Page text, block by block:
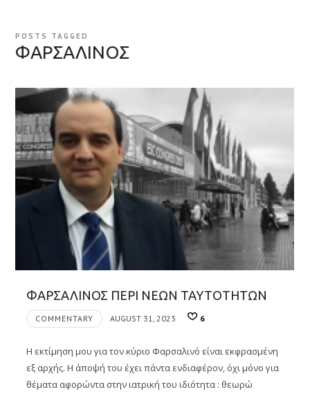
POSTS TAGGED
ΦΑΡΣΑΛΙΝΟΣ
ΦΑΡΣΑΛΙΝΟΣ ΠΕΡΙ ΝΕΩΝ ΤΑΥΤΟΤΗΤΩΝ
COMMENTARY AUGUST 31, 2023 6
Η εκτίμηση μου για τον κύριο Φαρσαλινό είναι εκφρασμένη
εξ αρχής. Η άποψή του έχει πάντα ενδιαφέρον, όχι μόνο για
θέματα αφορώντα στην ιατρική του ιδιότητα : θεωρώ